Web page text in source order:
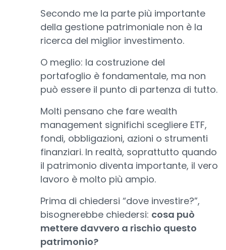
Secondo me la parte più importante
della gestione patrimoniale non è la
ricerca del miglior investimento.
O meglio: la costruzione del
portafoglio è fondamentale, ma non
può essere il punto di partenza di tutto.
Molti pensano che fare wealth
management significhi scegliere ETF,
fondi, obbligazioni, azioni o strumenti
finanziari. In realtà, soprattutto quando
il patrimonio diventa importante, il vero
lavoro è molto più ampio.
Prima di chiedersi “dove investire?”,
bisognerebbe chiedersi: cosa può
mettere davvero a rischio questo
patrimonio?